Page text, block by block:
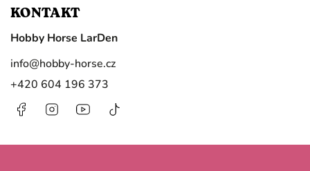
KONTAKT
Hobby Horse LarDen
info@hobby-horse.cz
+420 604 196 373
FacebookInstagramhttps://www.youtube.com/